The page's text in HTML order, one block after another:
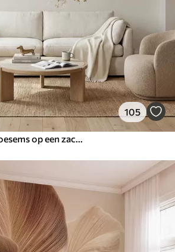
105